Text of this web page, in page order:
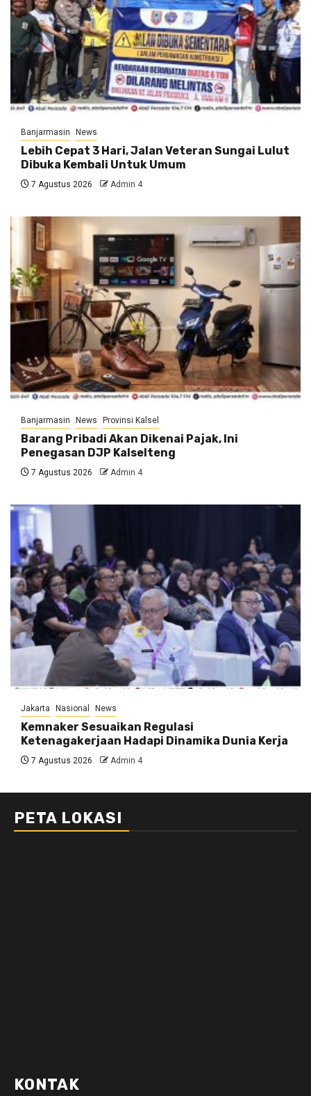
Banjarmasin News
Lebih Cepat 3 Hari, Jalan Veteran Sungai Lulut
Dibuka Kembali Untuk Umum
7 Agustus 2026 Admin 4
Banjarmasin News Provinsi Kalsel
Barang Pribadi Akan Dikenai Pajak, Ini
Penegasan DJP Kalselteng
7 Agustus 2026 Admin 4
Jakarta Nasional News
Kemnaker Sesuaikan Regulasi
Ketenagakerjaan Hadapi Dinamika Dunia Kerja
7 Agustus 2026 Admin 4
PETA LOKASI
KONTAK